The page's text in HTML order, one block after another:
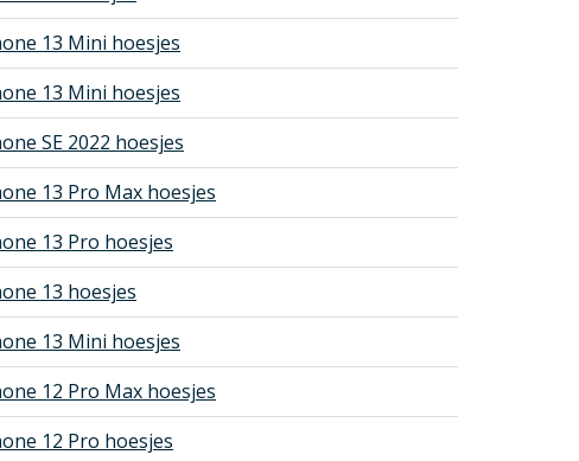
13 Mini hoesjes
13 Mini hoesjes
SE 2022 hoesjes
13 Pro Max hoesjes
13 Pro hoesjes
13 hoesjes
13 Mini hoesjes
12 Pro Max hoesjes
12 Pro hoesjes